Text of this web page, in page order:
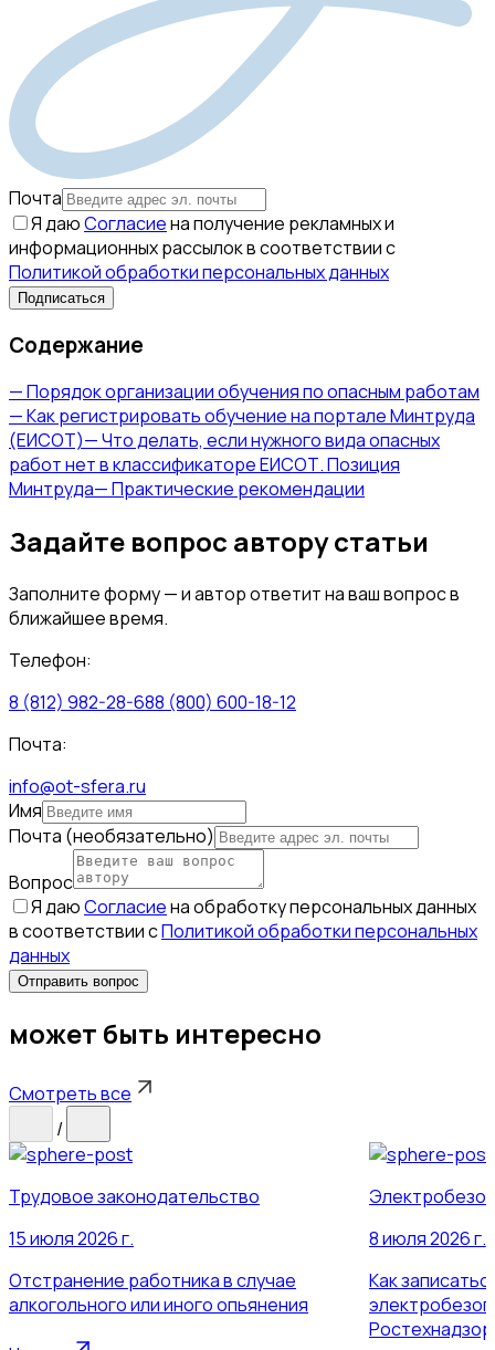
Почта
Я даюСогласиена получение рекламных и
информационных рассылок в соответствии с
Политикой обработки персональных данных
Подписаться
Содержание
—Порядок организации обучения по опасным работам
—Как регистрировать обучение на портале Минтруда
(ЕИСОТ)—Что делать, если нужного вида опасных
работ нет в классификаторе ЕИСОТ. Позиция
Минтруда—Практические рекомендации
Задайте вопрос автору статьи
Заполните форму — и автор ответит на ваш вопрос в
ближайшее время.
Телефон:
8 (812) 982-28-688 (800) 600-18-12
Почта:
info@ot-sfera.ru
Имя
Почта (необязательно)
Вопрос
Я даюСогласиена обработку персональных данных
в соответствии сПолитикой обработки персональных
данных
Отправить вопрос
может быть интересно
Смотреть все
/
Трудовое законодательство
15 июля 2026 г.
Отстранение работника в случае
алкогольного или иного опьянения
8 июля 2026 г.
Как
Ростехнадзор